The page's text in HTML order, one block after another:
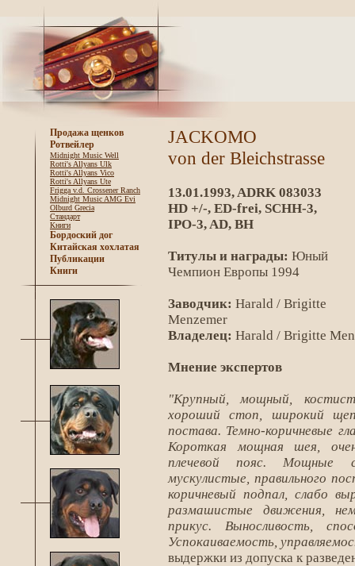
Продажа щенков
Ротвейлер
Midnight Music Well
Rotti's Allyans Ulk
Rotti's Allyans Vico
Rotti's Allyans Ute
Frigga v.d. Crossener Ranch
Midnight Music AMG Evi
Olburd Grecia
Стандарт
Книги
Бордоский дог
Китайская хохлатая
Публикации
Книги
JACKOMO
von der Bleichstrasse
13.01.1993, ADRK 083033
HD +/-, ED-frei, SCHH-3,
IPO-3, AD, BH
Титулы и награды: Юный
Чемпион Европы 1994
Заводчик: Harald / Brigitte
Menzemer
Владелец: Harald / Brigitte
Мнение экспертов
"Крупный, мощный,
хороший стоп, широкий
постава. Темно-коричневые
Короткая мощная шея,
плечевой пояс. Мощные
мускулистые, правильного
коричневый подпал, слабо
размашистые движения,
прикус. Выносливость,
Успокаиваемость,
выдержки из допуска к